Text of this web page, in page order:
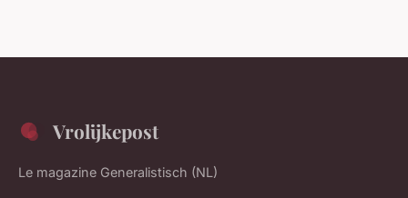
Vrolijkepost
Le magazine Generalistisch (NL)